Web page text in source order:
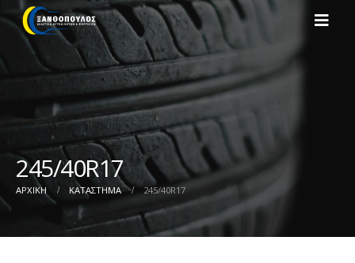
245/40R17
ΑΡΧΙΚΉ ΚΑΤΆΣΤΗΜΑ 245/40R17